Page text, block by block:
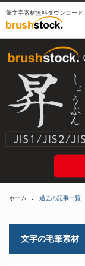
筆文字素材無料ダウンロード!
ホーム 過去の記事一覧
文字の毛筆素材